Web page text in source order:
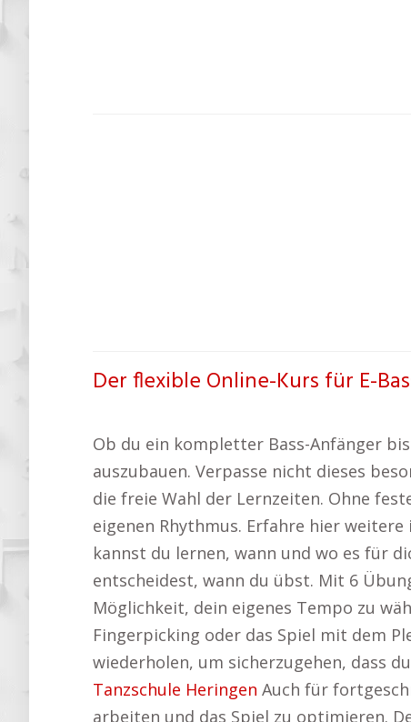
Der flexible Online-Kurs für E-
Ob du ein kompletter Bass-Anfänger
auszubauen. Verpasse nicht dieses
die freie Wahl der Lernzeiten. Ohne
eigenen Rhythmus. Erfahre hier
kannst du lernen, wann und wo es für
entscheidest, wann du übst. Mit 6
Möglichkeit, dein eigenes Tempo zu
Fingerpicking oder das Spiel mit dem
wiederholen, um sicherzugehen, dass
Tanzschule Heringen Auch für
arbeiten und das Spiel zu optimieren.